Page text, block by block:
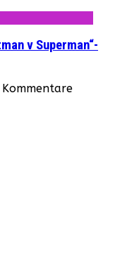
v Superman“-
Kommentare